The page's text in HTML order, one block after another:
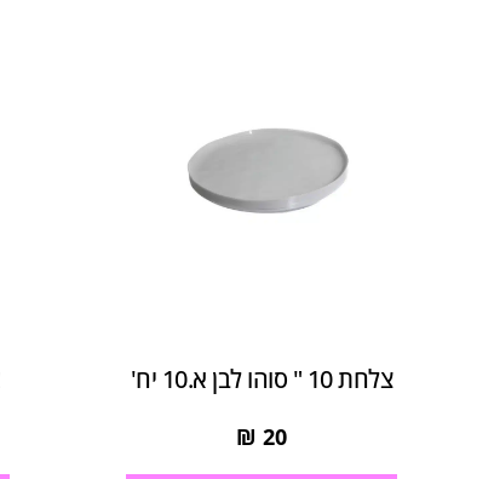
צלחת 10 " סוהו לבן א.10 יח'
20
₪